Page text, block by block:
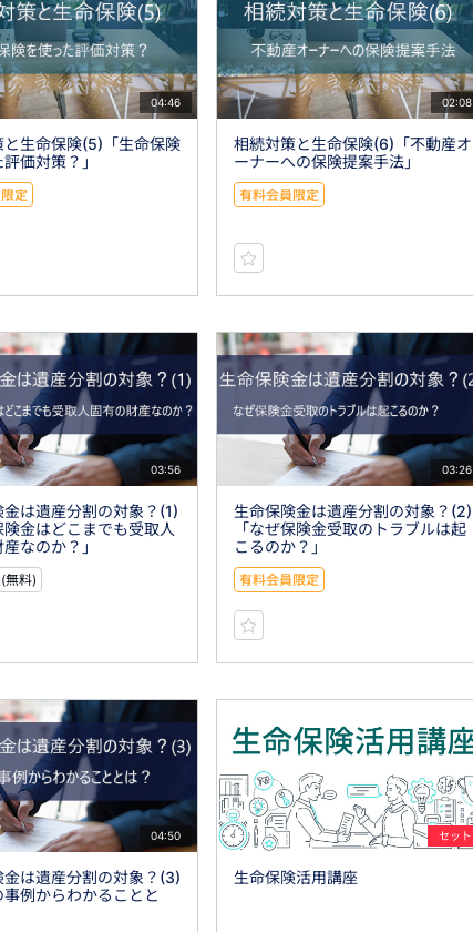
04:46
と生命保険(5)「生命保険
価対策？」
定
02:08
相続対策と生命保険(6)「不動産オ
ーナーへの保険提案手法」
有料会員限定
03:56
金は遺産分割の対象？(1)
険金はどこまでも受取人
なのか？」
無料)
03:26
生命保険金は遺産分割の対象？(2)
「なぜ保険金受取のトラブルは起
こるのか？」
有料会員限定
04:50
金は遺産分割の対象？(3)
事例からわかることと
セット
生命保険活用講座